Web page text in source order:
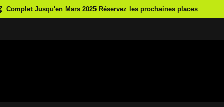
Complet Jusqu'en Mars 2025 Réservez les prochaines places